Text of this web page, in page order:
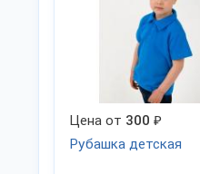
Цена от 300 ₽
Рубашка детская